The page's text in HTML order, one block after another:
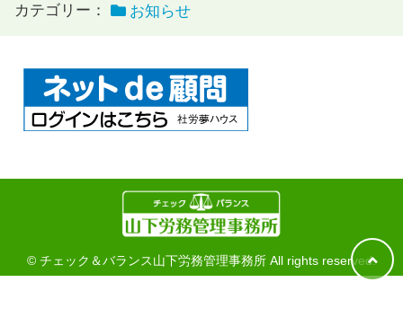
カテゴリー： お知らせ
© チェック＆バランス山下労務管理事務所 All rights reserved.